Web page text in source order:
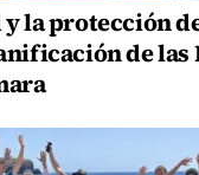
y la protección
de las